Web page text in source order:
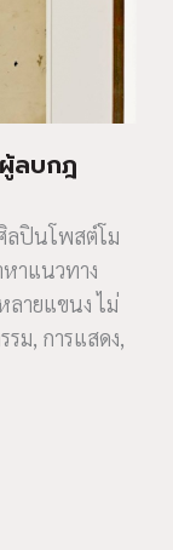
ลปินโพสต์โม
าแนวทาง
ลายแขนง ไม่
ม, การแสดง,